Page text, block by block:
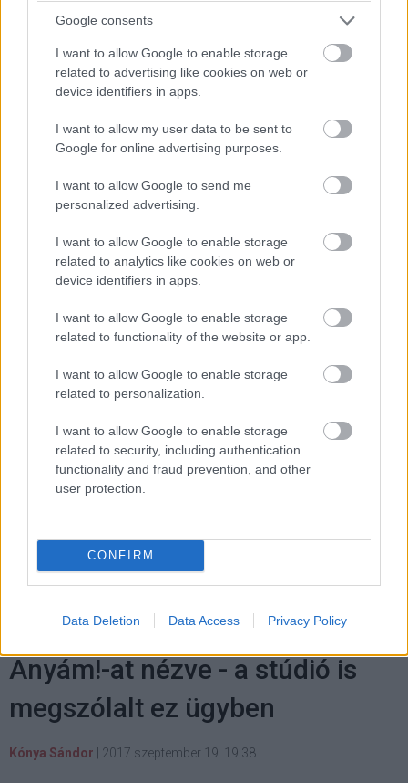
Google consents
I want to allow Google to enable storage
related to advertising like cookies on web or
device identifiers in apps.
I want to allow my user data to be sent to
Google for online advertising purposes.
I want to allow Google to send me
personalized advertising.
I want to allow Google to enable storage
related to analytics like cookies on web or
device identifiers in apps.
I want to allow Google to enable storage
related to functionality of the website or app.
I want to allow Google to enable storage
related to personalization.
I want to allow Google to enable storage
related to security, including authentication
functionality and fraud prevention, and other
user protection.
CONFIRM
Data Deletion Data Access Privacy Policy
Nagyon meg vagyok lepve, szinte mindennap
kapok egy üzenetet, úgy értem, emberek szinte
van egy lehetséges közönség, ami biztató."
nagyon különböző módon fogyasztják a filmeket, mint 5-
10 évvel ezelőtt. Régebben nem volt ritka, hogy egy film a
mozikban akár 12, 15 vagy 20 hétig is szerepelt a
programban. Ma már bevett szokás, hogy 3 hét után
lekerül a műsorról, pár hét és elérhető az interneten,
aztán azt követi a DVD, végül a tévék is igen hamar
leadják. Természetesen semmi sincs veszve, ha a
azonban a filmipar nem így működik, ezért nagy
reményeket senki ne fűzzön hozzá.
#valerian #luc besson #dane dehaan
A közönség utálkozik az
Anyám!-at nézve - a stúdió is
megszólalt ez ügyben
Kónya Sándor 2017 szeptember 19. 19:38